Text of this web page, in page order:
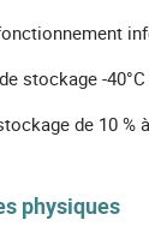
stockage -40°C
de 10 %
physiques